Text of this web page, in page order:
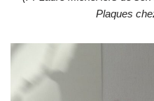
Plaques